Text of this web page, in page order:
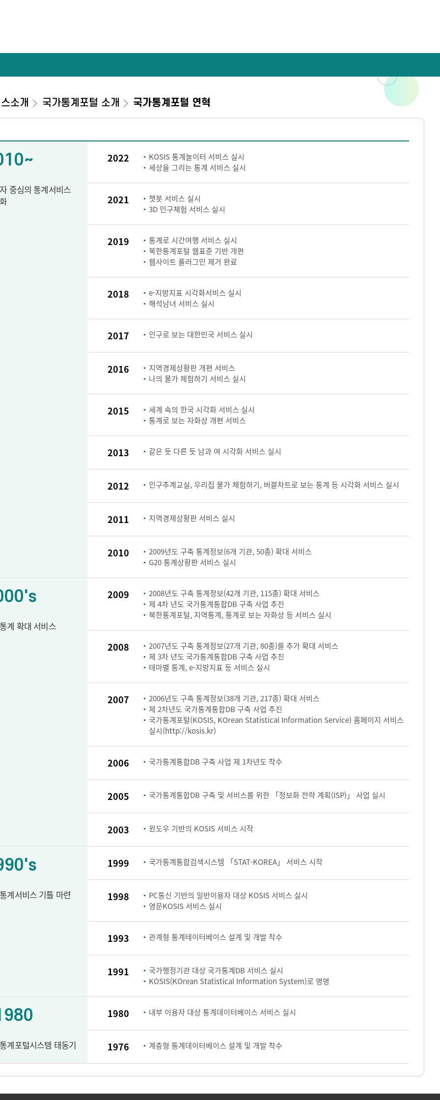
소개 국가통계포털 소개 국가통계포털 연혁
중심의 통계서비스
2022
KOSIS 통계놀이터 서비스 실시
세상을 그리는 통계 서비스 실시
2021
챗봇 서비스 실시
3D 인구체험 서비스 실시
2019
통계로 시간여행 서비스 실시
북한통계포털 웹표준 기반 개편
웹사이트 플러그인 제거 완료
2018
e-지방지표 시각화서비스 실시
해석남녀 서비스 실시
2017 인구로 보는 대한민국 서비스 실시
2016
지역경제상황판 개편 서비스
나의 물가 체험하기 서비스 실시
2015
세계 속의 한국 시각화 서비스 실시
통계로 보는 자화상 개편 서비스
2013 같은 듯 다른 듯 남과 여 시각화 서비스 실시
2012 인구추계교실, 우리집 물가 체험하기, 버블차트로 보는 통계 등 시각화 서비스 실시
2011 지역경제상황판 서비스 실시
2010
2009년도 구축 통계정보(6개 기관, 50종) 확대 서비스
G20 통계상황판 서비스 실시
계 확대 서비스
2009
2008년도 구축 통계정보(42개 기관, 115종) 확대 서비스
제 4차 년도 국가통계통합DB 구축 사업 추진
북한통계포털, 지역통계, 통계로 보는 자화상 등 서비스 실시
2008
2007년도 구축 통계정보(27개 기관, 80종)를 추가 확대 서비스
제 3차 년도 국가통계통합DB 구축 사업 추진
테마별 통계, e-지방지표 등 서비스 실시
2007
2006년도 구축 통계정보(38개 기관, 217종) 확대 서비스
제 2차년도 국가통계통합DB 구축 사업 추진
국가통계포털(KOSIS, KOrean Statistical Information Service) 홈페이지 서비스
실시(http://kosis.kr)
2006 국가통계통합DB 구축 사업 제 1차년도 착수
2005 국가통계통합DB 구축 및 서비스를 위한 「정보화 전략 계획(ISP)」 사업 실시
2003 윈도우 기반의 KOSIS 서비스 시작
계서비스 기틀 마련
1999 국가통계통합검색시스템 「STAT-KOREA」 서비스 시작
1998
PC통신 기반의 일반이용자 대상 KOSIS 서비스 실시
영문KOSIS 서비스 실시
1993 관계형 통계테이터베이스 설계 및 개발 착수
1991
국가행정기관 대상 국가통계DB 서비스 실시
KOSIS(KOrean Statistical Information System)로 명명
계포털시스템 태동기
1980 내부 이용자 대상 통계데이터베이스 서비스 실시
1976 계층형 통계데이터베이스 설계 및 개발 착수